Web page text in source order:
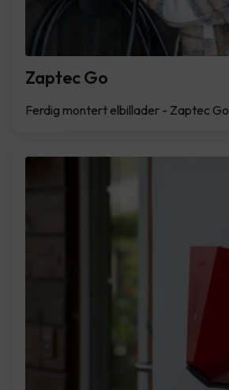
Zaptec Go
Ferdig montert elbillader - Zaptec Go